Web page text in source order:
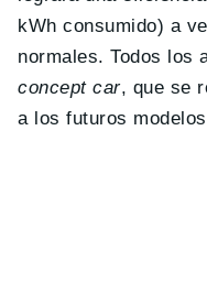
kWh consumido) a
normales. Todos los
concept car, que se
a los futuros